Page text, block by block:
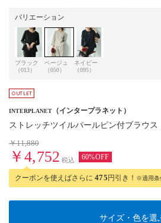
バリエーション
ブラック
（013）
ベージュ
（050）
ネイビー
（095）
INTERPLANET （インタープラネット）
ストレッチツイルパールピン付ブラウス
￥11,880
￥4,752 税込 60%OFF
クーポンを使えばさらに 475円引き！ ※適用条
サイズ・色を選